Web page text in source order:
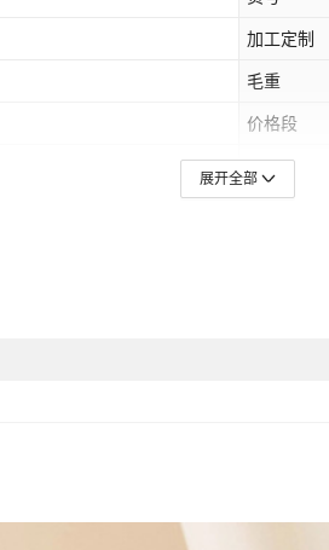
加工定制
毛重
价格段
颜色
展开全部